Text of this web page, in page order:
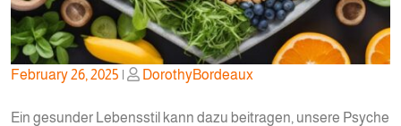
Posted
February 26, 2025 | Posted
DorothyBordeaux
Ein gesunder Lebensstil kann dazu beitragen, unsere Psyche